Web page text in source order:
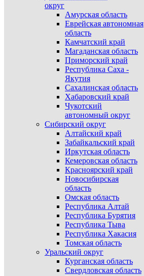
округ
Амурская область
Еврейская автономная
область
Камчатский край
Магаданская область
Приморский край
Республика Саха -
Якутия
Сахалинская область
Хабаровский край
Чукотский
автономный округ
Сибирский округ
Алтайский край
Забайкальский край
Иркутская область
Кемеровская область
Красноярский край
Новосибирская
область
Омская область
Республика Алтай
Республика Бурятия
Республика Тыва
Республика Хакасия
Томская область
Уральский округ
Курганская область
Свердловская область